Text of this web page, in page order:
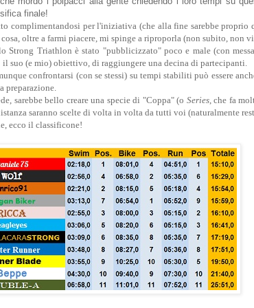
finale!
complimentandosi per l'iniziativa (che alla fine sarebbe proprio
oltre a farmi piacere, mi spinge a riproporla (non subito, non
lo Strong Triathlon è stato "pubblicizzato" poco e male (con
il suo (e mio) obiettivo, di raggiungere una decina di partecipanti.
confrontarsi (con se stessi) su tempi stabiliti può essere
preparazione.
sarebbe bello creare una specie di "Coppa" (o Series, che fa
saranno scelte di volta in volta da tutti voi (naturalmente
ecco il classificone!